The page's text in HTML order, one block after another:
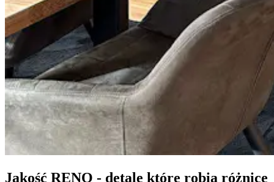
Jakość RENO - detale które robią różnicę